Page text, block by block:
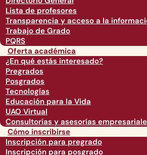
Lista de profesores
Transparencia y acceso a la
Trabajo de Grado
PQRS
Oferta académica
¿En qué estás interesado?
Pregrados
Posgrados
Tecnologías
Educación para la Vida
UAO Virtual
Consultorías y asesorías
Cómo inscribirse
Inscripción para pregrado
Inscripción para posgrado